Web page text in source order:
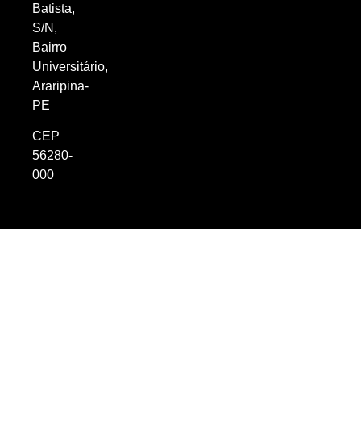
Batista,
S/N,
Bairro
Universitário,
Araripina-
PE
CEP
56280-
000